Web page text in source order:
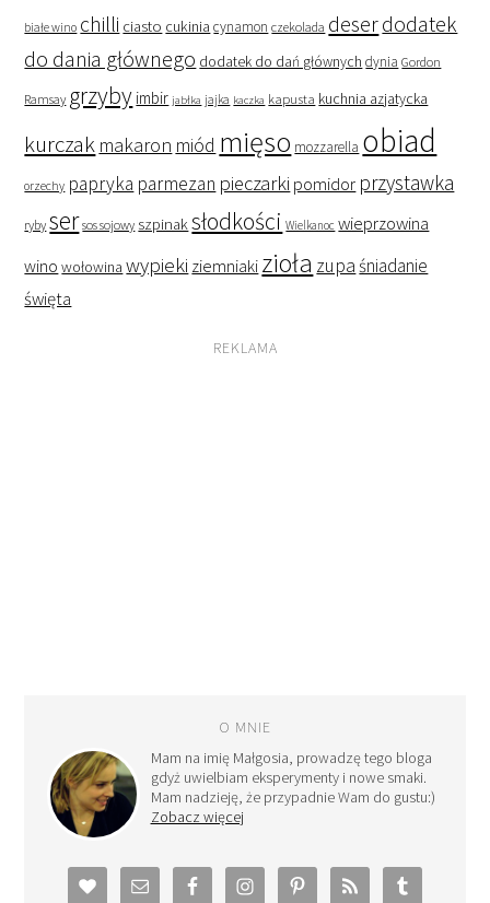
białe wino chilli ciasto cukinia cynamon czekolada deserdodatek
do dania głównego dodatek do dań głównych dynia Gordon
Ramsay grzyby imbir jabłka jajka kaczka kapusta kuchnia azjatycka
kurczak makaron miód mięso mozzarella obiad
orzechy papryka parmezan pieczarki pomidor przystawka
ryby ser sos sojowy szpinaksłodkości Wielkanoc wieprzowina
wino wołowina wypieki ziemniaki zioła zupaśniadanie
święta
REKLAMA
O MNIE
Mam na imię Małgosia, prowadzę tego bloga
gdyż uwielbiam eksperymenty i nowe smaki.
Mam nadzieję, że przypadnie Wam do gustu:)
Zobacz więcej